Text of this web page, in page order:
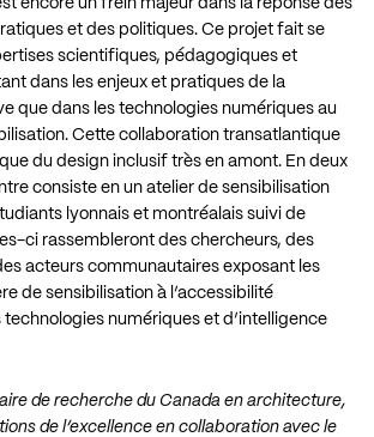
et des politiques. Ce projet fait se
scientifiques, pédagogiques et
dans les enjeux et pratiques de la
que dans les technologies numériques au
Cette collaboration transatlantique
du design inclusif très en amont. En deux
consiste en un atelier de sensibilisation
lyonnais et montréalais suivi de
ci rassembleront des chercheurs, des
acteurs communautaires exposant les
de sensibilisation à l’accessibilité
numériques et d’intelligence
de recherche du Canada en architecture,
de l’excellence en collaboration avec le